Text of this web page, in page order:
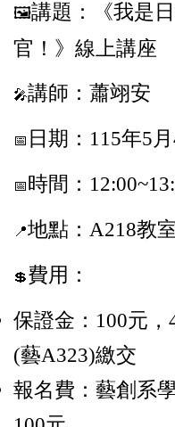
🖼講題：
《我是
官！》線上講座
🎤講師：蕭翊安
📅 日期：115年5
📅時間：
📍地點：A218教
💲費用：
保證金：100元
(藝A323)繳交
報名費：藝創系